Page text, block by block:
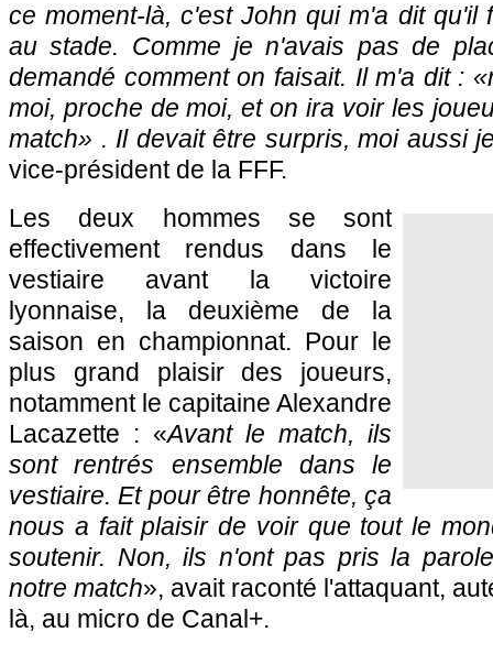
ce moment-là, c'est John qui m'a dit qu'il
au stade. Comme je n'avais pas de
demandé comment on faisait. Il m'a dit : «
moi, proche de moi, et on ira voir les
match» . Il devait être surpris, moi aussi
vice-président de la FFF.
Les deux hommes se sont
effectivement rendus dans le
vestiaire avant la victoire
lyonnaise, la deuxième de la
saison en championnat. Pour le
plus grand plaisir des joueurs,
notamment le capitaine Alexandre
Lacazette : «Avant le match, ils
sont rentrés ensemble dans le
vestiaire. Et pour être honnête, ça
nous a fait plaisir de voir que tout le
soutenir. Non, ils n'ont pas pris la
notre match», avait raconté l'attaquant,
là, au micro de Canal+.